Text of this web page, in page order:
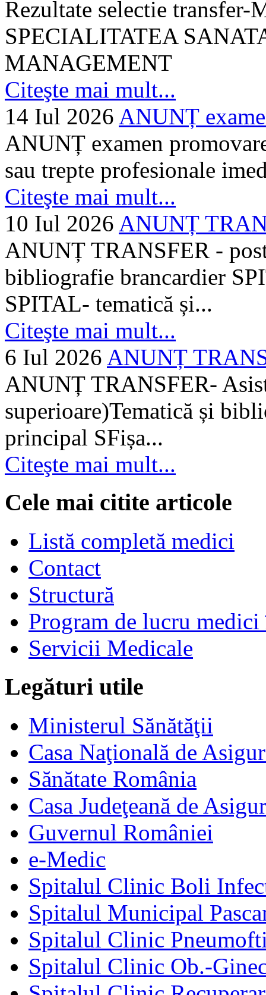
Rezultate selectie
SPECIALITATEA
MANAGEMENT
Citeşte mai mult...
14 Iul 2026 ANUNȚ
ANUNȚ examen
sau trepte profesionale
Citeşte mai mult...
10 Iul 2026 ANUNȚ
ANUNȚ TRANSFER -
bibliografie brancardier
SPITAL- tematică și...
Citeşte mai mult...
6 Iul 2026 ANUNȚ
ANUNȚ TRANSFER-
superioare)Tematică și
principal SFișa...
Citeşte mai mult...
Cele mai citite articole
Listă completă medici
Contact
Structură
Program de lucru
Servicii Medicale
Legături utile
Ministerul Sănătăţii
Casa Naţională de
Sănătate România
Casa Judeţeană de
Guvernul României
e-Medic
Spitalul Clinic Boli
Spitalul Municipal
Spitalul Clinic
Spitalul Clinic Ob.-